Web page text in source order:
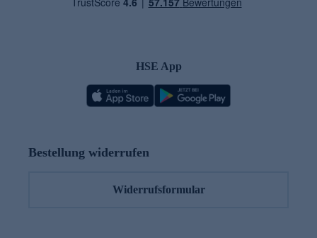
HSE App
Bestellung widerrufen
Widerrufsformular